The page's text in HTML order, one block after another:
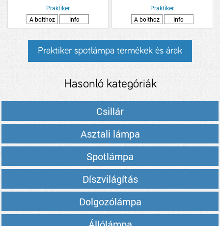
Praktiker
A bolthoz
Info
Praktiker
A bolthoz
Info
Praktiker spotlámpa termékek és árak
Hasonló kategóriák
Csillár
Asztali lámpa
Spotlámpa
Díszvilágítás
Dolgozólámpa